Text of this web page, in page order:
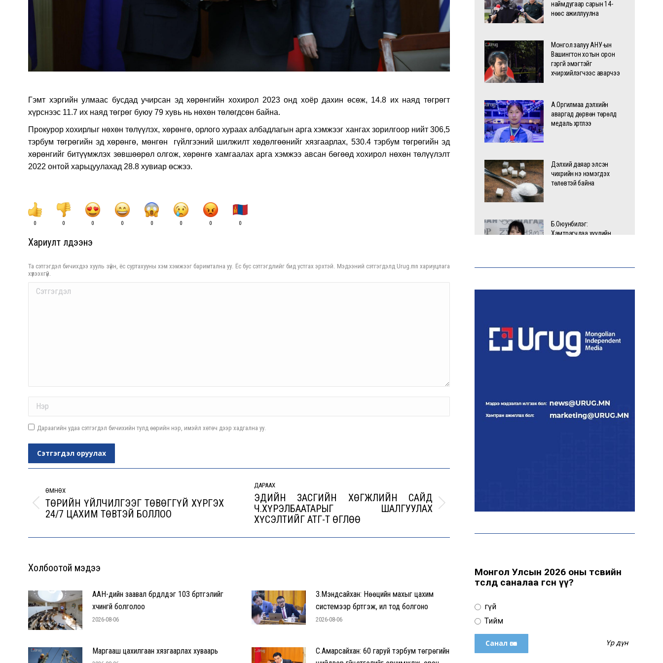
Гэмт хэргийн улмаас бусдад учирсан эд хөрөнгийн хохирол 2023 онд хоёр дахин өсөж, 14.8 их наяд төгрөгт
хүрснээс 11.7 их наяд төгрөг буюу 79 хувь нь нөхөн төлөгдсөн байна.
Прокурор хохирлыг нөхөн төлүүлэх, хөрөнгө, орлого хураах албадлагын арга хэмжээг хангах зорилгоор нийт 306,5
тэрбум төгрөгийн эд хөрөнгө, мөнгөн гүйлгээний шилжилт хөдөлгөөнийг хязгаарлах, 530.4 тэрбум төгрөгийн эд
хөрөнгийг битүүмжлэх зөвшөөрөл олгож, хөрөнгө хамгаалах арга хэмжээ авсан бөгөөд хохирол нөхөн төлүүлэлт
2022 онтой харьцуулахад 28.8 хувиар өсжээ.
0 0 0 0 0 0 0 0
Хариулт үлдээнэ үү
Та сэтгэгдэл бичихдээ хууль зүйн, ёс суртахууны хэм хэмжээг баримтална уу. Ёс бус сэтгэгдлийг бид устгах эрхтэй. Мэдээний сэтгэгдэлд Urug.mn хариуцлага
хүлээхгүй.
Comment
Дараагийн удаа сэтгэгдэл бичихийн тулд өөрийн нэр, имэйл хөтөч дээр хадгална уу.
Сэтгэгдэл оруулах
navigation
ӨМНӨХ
Previous
post:
ТӨРИЙН ҮЙЛЧИЛГЭЭГ ТӨВӨГГҮЙ ХҮРГЭХ
24/7 ЦАХИМ ТӨВТЭЙ БОЛЛОО
ДАРААХ
Next
post:
ЭДИЙН ЗАСГИЙН ХӨГЖЛИЙН САЙД
Ч.ХҮРЭЛБААТАРЫГ ШАЛГУУЛАХ
ХҮСЭЛТИЙГ АТГ-Т ӨГЛӨӨ
Холбоотой мэдээ
ААН-үүдийн заавал бүрдүүлдэг 103 бүртгэлийг
хүчингүй болголоо
2026-08-06
З.Мэндсайхан: Нөөцийн махыг цахим
системээр бүртгэж, ил тод болгоно
2026-08-06
Маргааш цахилгаан хязгаарлах хуваарь
С.Амарсайхан: 60 гаруй тэрбум төгрөгийн
наймдугаар сарын 14-
нөөс ажиллуулна
Монгол залуу АНУ-ын
Вашингтон хотын орон
гэргүй эмэгтэйг
хүчирхийлэгчээс аварчээ
А.Оргилмаа дэлхийн
аваргад дөрвөн төрөлд
медаль хүртлээ
Дэлхий даяар элсэн
чихрийн үнэ нэмэгдэх
төлөвтэй байна
Б.Оюунбилэг:
Хамтрагчдаа хуулийн
Д.Амарбаясгалан: Зах
Голомт банк АНЭУ-ын
Mashreq банканд Дирхам
Өчигдөр 102 тусгай
Монгол Улсын 2026 оны төсвийн
төсөлд саналаа өгсөн үү?
Үгүй
Тийм
Үр дүн